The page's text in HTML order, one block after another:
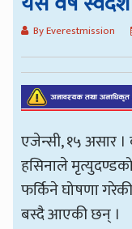
By Everestmission
एजेन्सी, १५ असार ।
हसिनाले
फर्किने घोषणा
बस्दै आएकी छन् ।